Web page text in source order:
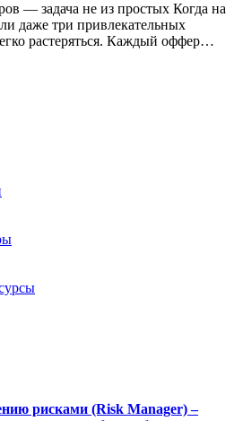
— задача не из простых Когда на
даже три привлекательных
растеряться. Каждый оффер…
рисками (Risk Manager) –